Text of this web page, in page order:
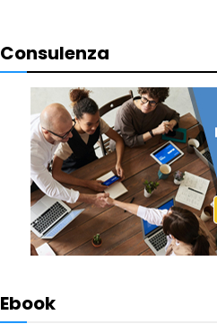
Consulenza
Ebook